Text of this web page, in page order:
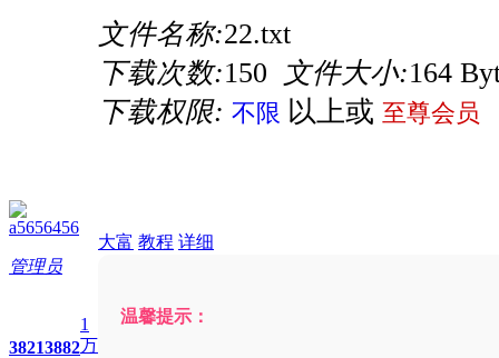
a5656456
管理员
38213882
1
万
文件名称:22.txt
下载次数:150 文件大小:164
下载权限: 不限 以上或 至尊会员
大富 教程 详细
温馨提示：